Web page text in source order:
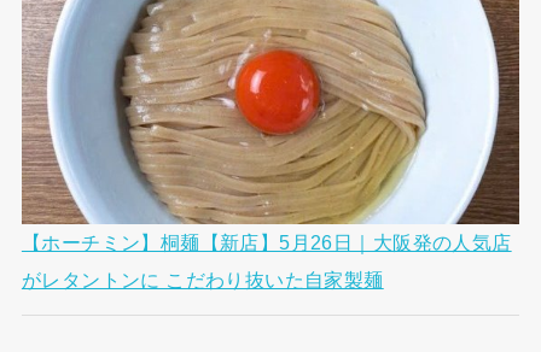
【ホーチミン】桐麺【新店】5月26日｜大阪発の人気店
がレタントンに こだわり抜いた自家製麺